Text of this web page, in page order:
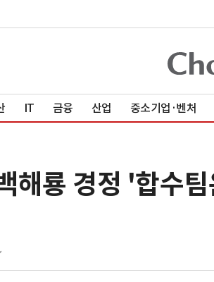
IT 금융 산업 중소기업·벤처
해룡 경정 '합수